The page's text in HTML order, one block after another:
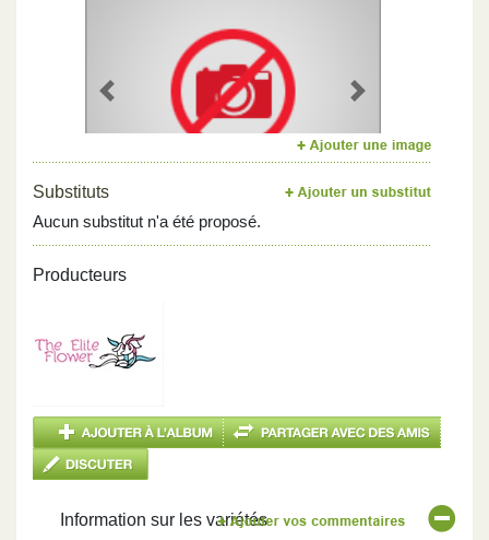
Previous Next
Substituts
Aucun substitut n'a été proposé.
Producteurs
Information sur les variétés